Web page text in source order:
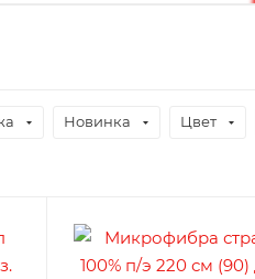
Новинка Цвет